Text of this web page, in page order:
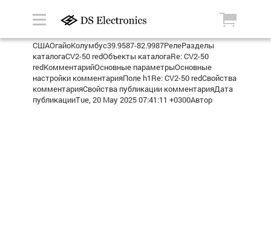
СШАОгайоКолумбус39.9587-82.9987РелеРазделы
каталогаCV2-50 redОбъекты каталогаRe: CV2-50
redКомментарийОсновные параметрыОсновные
настройки комментарияПоле h1Re: CV2-50 redСвойства
комментарияСвойства публикации комментарияДата
публикацииTue, 20 May 2025 07:41:11 +0300Автор